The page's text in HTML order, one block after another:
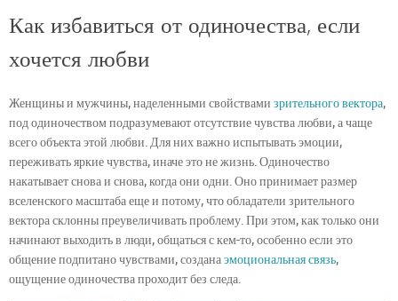
Как избавиться от одиночества, если
хочется любви
Женщины и мужчины, наделенными свойствами зрительного вектора,
под одиночеством подразумевают отсутствие чувства любви, а чаще
всего объекта этой любви. Для них важно испытывать эмоции,
переживать яркие чувства, иначе это не жизнь. Одиночество
накатывает снова и снова, когда они одни. Оно принимает размер
вселенского масштаба еще и потому, что обладатели зрительного
вектора склонны преувеличивать проблему. При этом, как только они
начинают выходить в люди, общаться с кем-то, особенно если это
общение подпитано чувствами, созданаэмоциональная связь,
ощущение одиночества проходит без следа.